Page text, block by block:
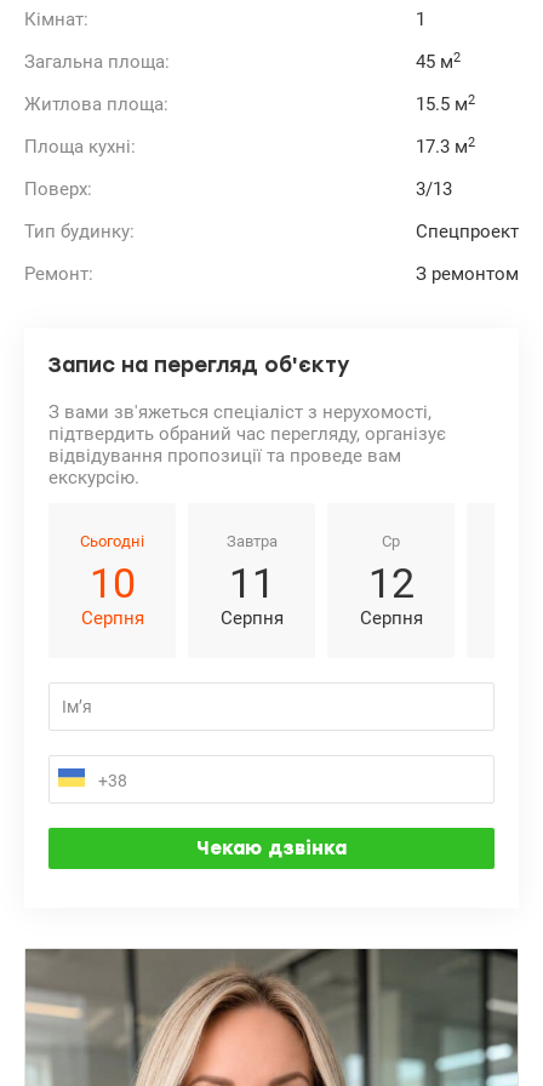
Кімнат:
1
Загальна площа:
45 м2
Житлова площа: 15.5 м2
Площа кухні: 17.3 м2
Поверх:
3/13
Тип будинку:
Спецпроект
Ремонт:
З ремонтом
Запис на перегляд об'єкту
З вами зв'яжеться спеціаліст з нерухомості,
підтвердить обраний час перегляду, організує
відвідування пропозиції та проведе вам
екскурсію.
Сьогодні
10
Серпня
Завтра
11
Серпня
Ср
12
Серпня